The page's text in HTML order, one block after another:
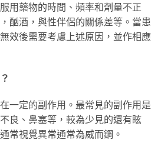
用藥物的時間、頻率和劑量不正
酗酒，與性伴侶的關係差等。當患
效後需要考慮上述原因，並作相應
一定的副作用。最常見的副作用是
良、鼻塞等，較為少見的還有眩
常視覺異常通常為威而鋼。